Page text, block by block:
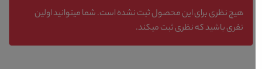
هیچ نظری برای این محصول ثبت نشده است. شما میتوانید اولین
نفری باشید که نظری ثبت میکند.